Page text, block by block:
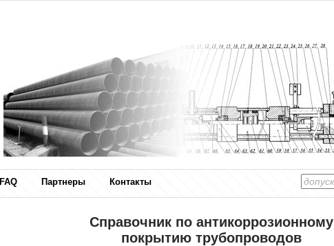
FAQ Партнеры Контакты
Справочник по антикоррозионному
покрытию трубопроводов